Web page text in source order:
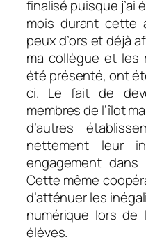
finalisé puisque j’ai
mois durant cette
peux d’ors et déjà
ma collègue et les
été présenté, ont
ci. Le fait de
membres de l’îlot
d’autres
nettement leur
engagement
Cette même
d’atténuer les
numérique lors
élèves.